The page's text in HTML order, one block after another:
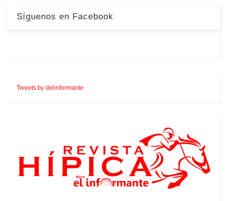
Síguenos en Facebook
Tweets by delinformante